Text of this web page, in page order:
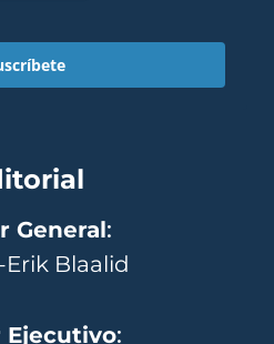
General:
Erik Blaalid
Ejecutivo: